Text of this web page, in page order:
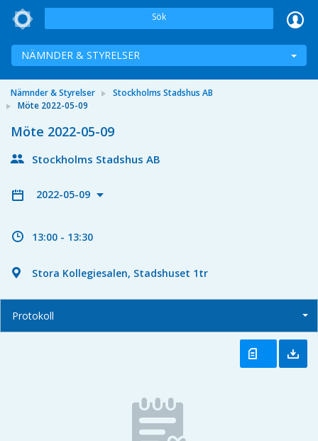
Sök
NÄMNDER & STYRELSER
Nämnder & Styrelser
Stockholms Stadshus AB
Möte 2022-05-09
Möte 2022-05-09
Stockholms Stadshus AB
2022-05-09
13:00 - 13:30
Stora Kollegiesalen, Stadshuset 1tr
Protokoll